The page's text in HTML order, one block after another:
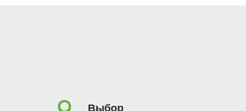
Выбор